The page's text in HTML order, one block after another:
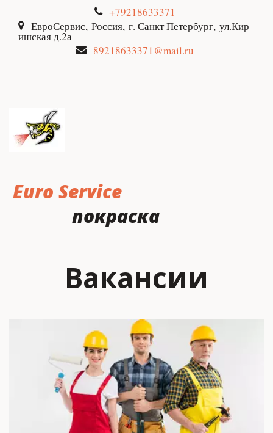
+79218633371
ЕвроСервис, Россия, г. Санкт Петербург, ул.Кир
ишская д.2а
89218633371@mail.ru
Euro Serviсe
покраска
Вакансии